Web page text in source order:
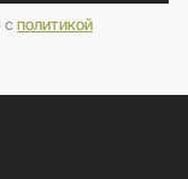
cполитикой